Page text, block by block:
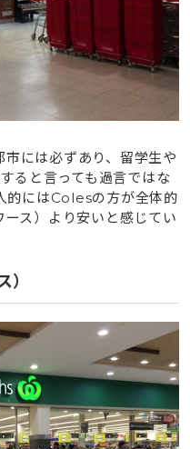
には必ずあり、留学生や
ると言っても過言ではな
的にはColesの方が全体的
ス）より安いと感じてい